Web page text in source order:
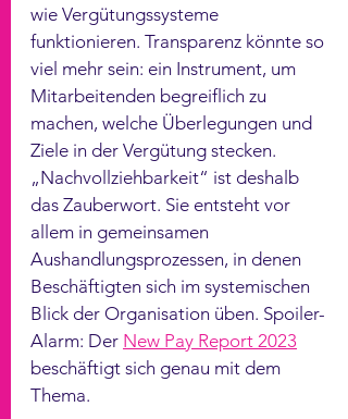
wie Vergütungssysteme
funktionieren. Transparenz könnte so
viel mehr sein: ein Instrument, um
Mitarbeitenden begreiflich zu
machen, welche Überlegungen und
Ziele in der Vergütung stecken.
„Nachvollziehbarkeit“ ist deshalb
das Zauberwort. Sie entsteht vor
allem in gemeinsamen
Aushandlungsprozessen, in denen
Beschäftigten sich im systemischen
Blick der Organisation üben. Spoiler-
Alarm: Der New Pay Report 2023
beschäftigt sich genau mit dem
Thema.